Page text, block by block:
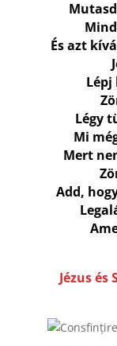
És azt
Lépj
Légy
Mi
Mert
Add,
Jézus és